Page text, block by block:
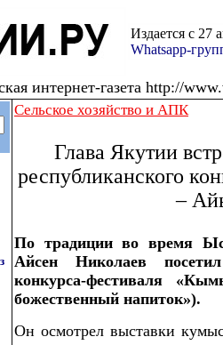
Издается с 27
Whatsapp-
интернет-газета http://
Сельское хозяйство и АПК
Глава Якутии
республиканского
–
По традиции во время
Айсен Николаев
конкурса-фестиваля
божественный напиток»).
Он осмотрел выставки